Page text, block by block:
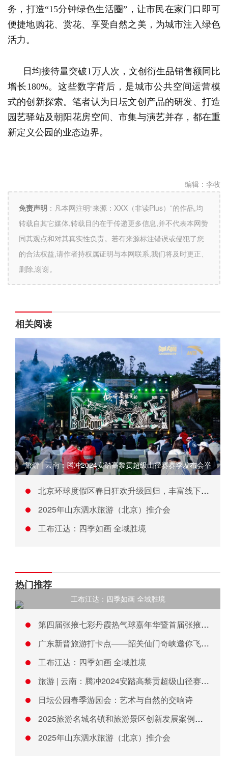
务，打造“15分钟绿色生活圈”，让市民在家门口即可
便捷地购花、赏花、享受自然之美，为城市注入绿色
活力。
日均接待量突破1万人次，文创衍生品销售额同比
增长180%。这些数字背后，是城市公共空间运营模
式的创新探索。笔者认为日坛文创产品的研发、打造
园艺驿站及朝阳花房空间、市集与演艺并存，都在重
新定义公园的业态边界。
编辑： 李牧
免责声明 ： 凡本网注明“来源：XXX（非读Plus）”的作品,均
转载自其它媒体,转载目的在于传递更多信息,并不代表本网赞
同其观点和对其真实性负责。若有来源标注错误或侵犯了您
的合法权益,请作者持权属证明与本网联系,我们将及时更正、
删除,谢谢。
相关阅读
旅游 | 云南：腾冲2024安踏高黎贡超级山径赛赛季发布会举
北京环球度假区春日狂欢升级回归，丰富线下体验激发春日消费活力
2025年山东泗水旅游（北京）推介会
工布江达：四季如画 全域胜境
热门推荐
工布江达：四季如画 全域胜境
第四届张掖七彩丹霞热气球嘉年华暨首届张掖七彩丹霞音乐嘉年华盛
广东新晋旅游打卡点——韶关仙门奇峡邀你飞天、漂流！
工布江达：四季如画 全域胜境
旅游 | 云南：腾冲2024安踏高黎贡超级山径赛赛季发布会举
日坛公园春季游园会：艺术与自然的交响诗
2025旅游名城名镇和旅游景区创新发展案例征集暨推介大会在京
2025年山东泗水旅游（北京）推介会